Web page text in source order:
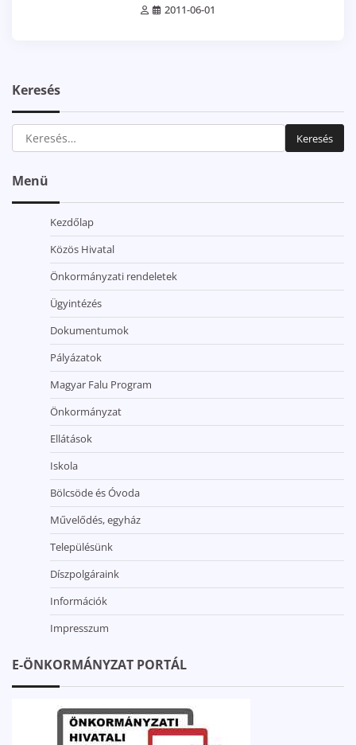
2011-06-01
Keresés
Keresés:
Menü
Kezdőlap
Közös Hivatal
Önkormányzati rendeletek
Ügyintézés
Dokumentumok
Pályázatok
Magyar Falu Program
Önkormányzat
Ellátások
Iskola
Bölcsöde és Óvoda
Művelődés, egyház
Településünk
Díszpolgáraink
Információk
Impresszum
E-ÖNKORMÁNYZAT PORTÁL